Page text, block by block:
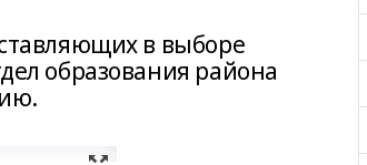
в выборе
образования района